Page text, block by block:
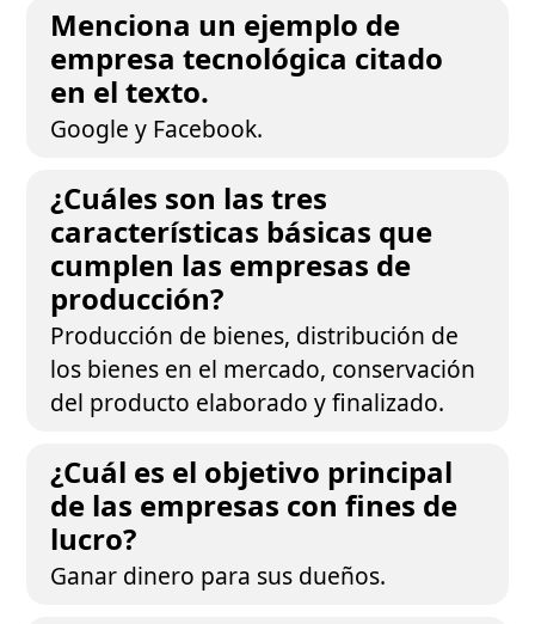
Menciona un ejemplo de
empresa tecnológica citado
en el texto.
Google y Facebook.
¿Cuáles son las tres
características básicas que
cumplen las empresas de
producción?
Producción de bienes, distribución de
los bienes en el mercado, conservación
del producto elaborado y finalizado.
¿Cuál es el objetivo principal
de las empresas con fines de
lucro?
Ganar dinero para sus dueños.